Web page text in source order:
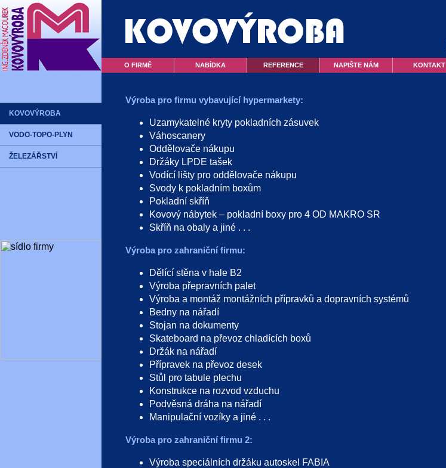
NSF LOGO
O FIRMĚ NABÍDKA REFERENCE NAPIŠTE NÁM KONTAKT
KOVOVÝROBA
VODO-TOPO-PLYN
ŽELEZÁŘSTVÍ
Výroba pro firmu vybavující hypermarkety:
Uzamykatelné kryty pokladních zásuvek
Váhoscanery
Oddělovače nákupu
Držáky LPDE tašek
Vodící lišty pro oddělovače nákupu
Svody k pokladním boxům
Pokladní skříň
Kovový nábytek – pokladní boxy pro 4 OD MAKRO SR
Skříň na obaly a jiné . . .
Výroba pro zahraniční firmu:
Dělící stěna v hale B2
Výroba přepravních palet
Výroba a montáž montážních přípravků a dopravních systémů
Bedny na nářadí
Stojan na dokumenty
Skateboard na převoz chladících boxů
Držák na nářadí
Přípravek na převoz desek
Stůl pro tabule plechu
Konstrukce na rozvod vzduchu
Podvěsná dráha na nářadí
Manipulační vozíky a jiné . . .
Výroba pro zahraniční firmu 2:
Výroba speciálních držáku autoskel FABIA